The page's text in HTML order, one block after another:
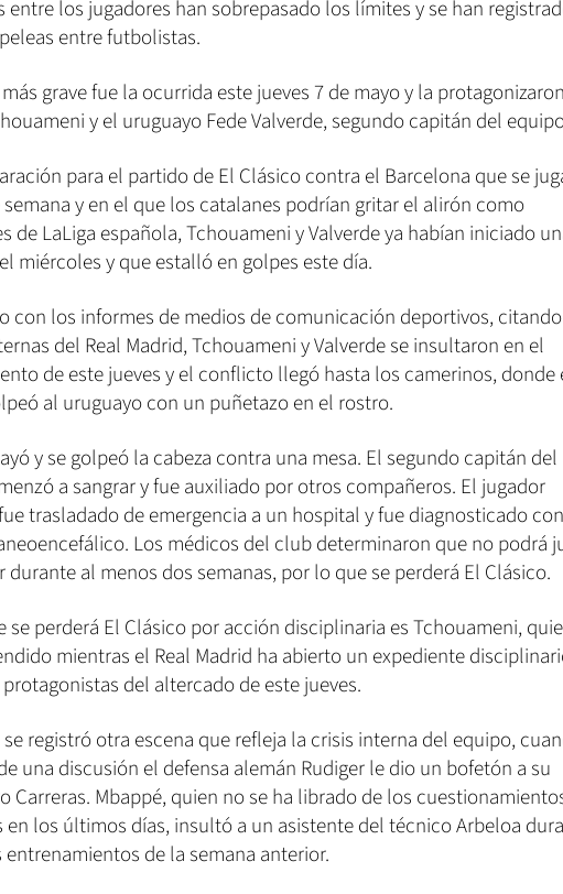
entre los jugadores han sobrepasado los límites y se han
entre futbolistas.
grave fue la ocurrida este jueves 7 de mayo y la
y el uruguayo Fede Valverde, segundo capitán del
para el partido de El Clásico contra el Barcelona que se
y en el que los catalanes podrían gritar el alirón como
de LaLiga española, Tchouameni y Valverde ya habían iniciado
miércoles y que estalló en golpes este día.
con los informes de medios de comunicación deportivos, citando
del Real Madrid, Tchouameni y Valverde se insultaron en el
de este jueves y el conflicto llegó hasta los camerinos, donde
al uruguayo con un puñetazo en el rostro.
y se golpeó la cabeza contra una mesa. El segundo capitán del
a sangrar y fue auxiliado por otros compañeros. El jugador
trasladado de emergencia a un hospital y fue diagnosticado
Los médicos del club determinaron que no podrá
durante al menos dos semanas, por lo que se perderá El Clásico.
se perderá El Clásico por acción disciplinaria es Tchouameni,
mientras el Real Madrid ha abierto un expediente
del altercado de este jueves.
se registró otra escena que refleja la crisis interna del equipo,
una discusión el defensa alemán Rudiger le dio un bofetón a su
Carreras. Mbappé, quien no se ha librado de los
en los últimos días, insultó a un asistente del técnico Arbeloa
de la semana anterior.